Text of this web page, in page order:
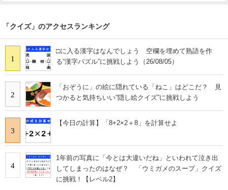
「クイズ」のアクセスランキング
1
□に入る漢字はなんでしょう 空欄を埋めて熟語を作
る“漢字パズル”に挑戦しよう（26/08/05）
2
「おぞうに」の絵に隠れている「ねこ」はどこだ？ 見
つかると気持ちいい“隠し絵クイズ”に挑戦しよう
3
【今日の計算】「8+2×2＋8」を計算せよ
4
1年前の写真に「今とは大違いだね」といわれて泣き出
してしまったのはなぜ？ 「ウミガメのスープ」クイズ
に挑戦！【レベル2】